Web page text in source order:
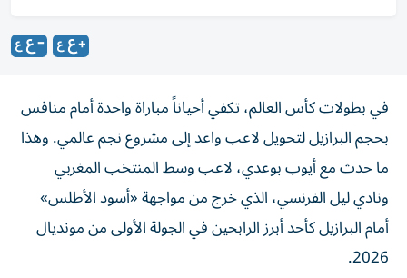
في بطولات كأس العالم، تكفي أحياناً مباراة واحدة أمام منافس
بحجم البرازيل لتحويل لاعب واعد إلى مشروع نجم عالمي. وهذا
ما حدث مع أيوب بوعدي، لاعب وسط المنتخب المغربي
ونادي ليل الفرنسي، الذي خرج من مواجهة «أسود الأطلس»
أمام البرازيل كأحد أبرز الرابحين في الجولة الأولى من مونديال
2026.